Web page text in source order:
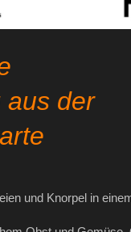
aus der
und Knorpel in